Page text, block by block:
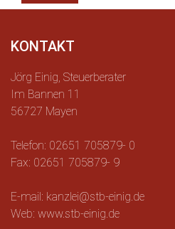
KONTAKT
Jörg Einig, Steuerberater
Im Bannen 11
56727 Mayen
Telefon: 02651 705879- 0
Fax: 02651 705879- 9
E-mail: kanzlei@stb-einig.de
Web: www.stb-einig.de